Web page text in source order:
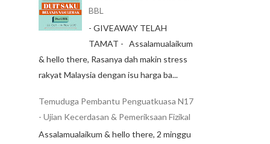
BBL
- GIVEAWAY TELAH
TAMAT - Assalamualaikum
& hello there, Rasanya dah makin stress
rakyat Malaysia dengan isu harga ba...
Temuduga Pembantu Penguatkuasa N17
- Ujian Kecerdasan & Pemeriksaan Fizikal
Assalamualaikum & hello there, 2 minggu